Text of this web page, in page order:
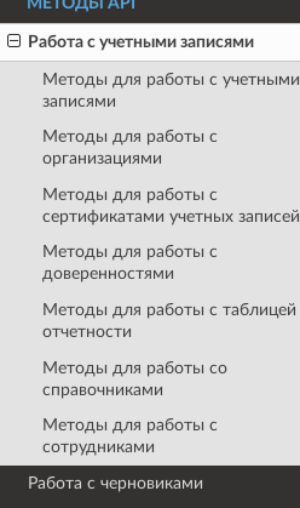
МЕТОДЫ API
Работа с учетными записями
Методы для работы с учетными
записями
Методы для работы с
организациями
Методы для работы с
сертификатами учетных записей
Методы для работы с
доверенностями
Методы для работы с таблицей
отчетности
Методы для работы со
справочниками
Методы для работы с
сотрудниками
Работа с черновиками